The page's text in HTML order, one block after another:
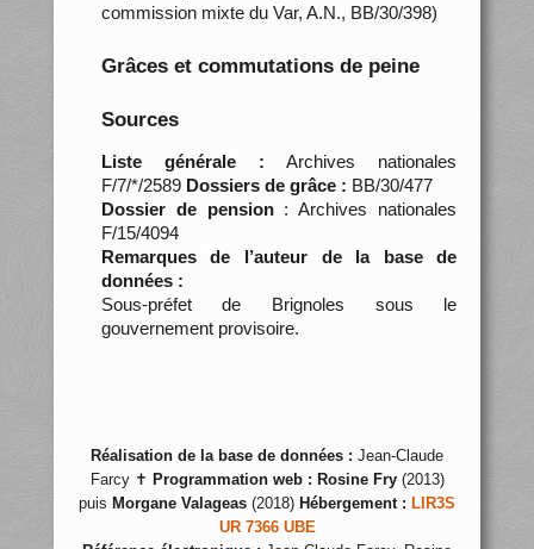
commission mixte du Var, A.N., BB/30/398)
Grâces et commutations de peine
Sources
Liste générale : Archives nationales
F/7/*/2589 Dossiers de grâce : BB/30/477
Dossier de pension: Archives nationales
F/15/4094
Remarques de l’auteur de la base de
données :
Sous-préfet de Brignoles sous le
gouvernement provisoire.
Réalisation de la base de données : Jean-Claude
Farcy ✝ Programmation web : Rosine Fry(2013)
puis Morgane Valageas (2018) Hébergement : LIR3S
UR 7366 UBE